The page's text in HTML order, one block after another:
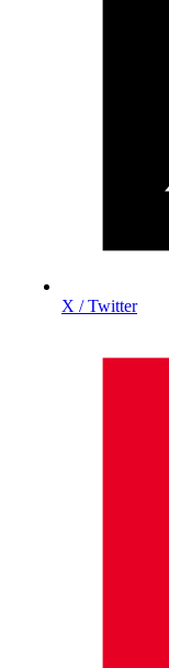
X / Twitter